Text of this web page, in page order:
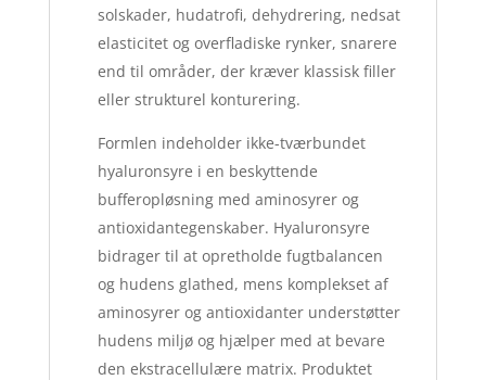
solskader, hudatrofi, dehydrering, nedsat
elasticitet og overfladiske rynker, snarere
end til områder, der kræver klassisk filler
eller strukturel konturering.
Formlen indeholder ikke-tværbundet
hyaluronsyre i en beskyttende
bufferopløsning med aminosyrer og
antioxidantegenskaber. Hyaluronsyre
bidrager til at opretholde fugtbalancen
og hudens glathed, mens komplekset af
aminosyrer og antioxidanter understøtter
hudens miljø og hjælper med at bevare
den ekstracellulære matrix. Produktet